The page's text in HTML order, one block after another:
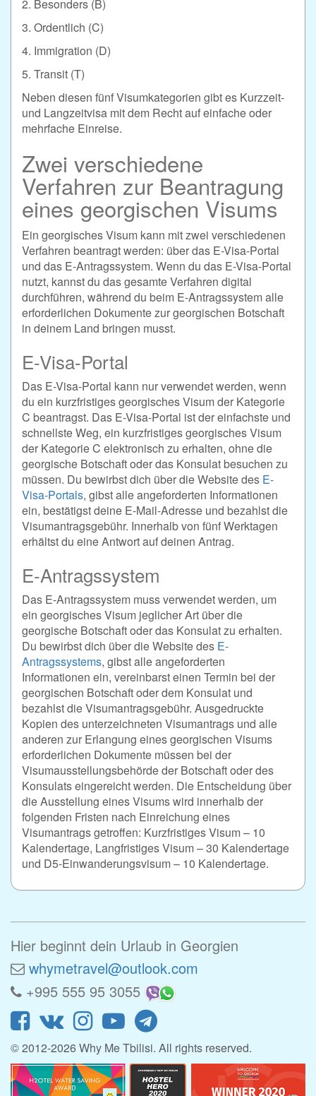
2. Besonders (B)
3. Ordentlich (C)
4. Immigration (D)
5. Transit (T)
Neben diesen fünf Visumkategorien gibt es Kurzzeit-
und Langzeitvisa mit dem Recht auf einfache oder
mehrfache Einreise.
Zwei verschiedene
Verfahren zur Beantragung
eines georgischen Visums
Ein georgisches Visum kann mit zwei verschiedenen
Verfahren beantragt werden: über das E-Visa-Portal
und das E-Antragssystem. Wenn du das E-Visa-Portal
nutzt, kannst du das gesamte Verfahren digital
durchführen, während du beim E-Antragssystem alle
erforderlichen Dokumente zur georgischen Botschaft
in deinem Land bringen musst.
E-Visa-Portal
Das E-Visa-Portal kann nur verwendet werden, wenn
du ein kurzfristiges georgisches Visum der Kategorie
C beantragst. Das E-Visa-Portal ist der einfachste und
schnellste Weg, ein kurzfristiges georgisches Visum
der Kategorie C elektronisch zu erhalten, ohne die
georgische Botschaft oder das Konsulat besuchen zu
müssen. Du bewirbst dich über die Website des E-
Visa-Portals, gibst alle angeforderten Informationen
ein, bestätigst deine E-Mail-Adresse und bezahlst die
Visumantragsgebühr. Innerhalb von fünf Werktagen
erhältst du eine Antwort auf deinen Antrag.
E-Antragssystem
Das E-Antragssystem muss verwendet werden, um
ein georgisches Visum jeglicher Art über die
georgische Botschaft oder das Konsulat zu erhalten.
Du bewirbst dich über die Website des E-
Antragssystems, gibst alle angeforderten
Informationen ein, vereinbarst einen Termin bei der
georgischen Botschaft oder dem Konsulat und
bezahlst die Visumantragsgebühr. Ausgedruckte
Kopien des unterzeichneten Visumantrags und alle
anderen zur Erlangung eines georgischen Visums
erforderlichen Dokumente müssen bei der
Visumausstellungsbehörde der Botschaft oder des
Konsulats eingereicht werden. Die Entscheidung über
die Ausstellung eines Visums wird innerhalb der
folgenden Fristen nach Einreichung eines
Visumantrags getroffen: Kurzfristiges Visum – 10
Kalendertage, Langfristiges Visum – 30 Kalendertage
und D5-Einwanderungsvisum – 10 Kalendertage.
Hier beginnt dein Urlaub in Georgien
whymetravel@outlook.com
+995 555 95 3055
© 2012-2026 Why Me Tbilisi. All rights reserved.